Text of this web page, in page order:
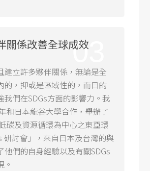
03
關係改善全球成效
建立許多夥伴關係，無論是全
的，抑或是區域性的，而目的
我們在SDGs方面的影響力。我
和日本龍谷大學合作，舉辦了
碳及資源循環為中心之東亞環
研討會」，來自日本及台灣的與
他們的自身經驗以及有關SDGs
。